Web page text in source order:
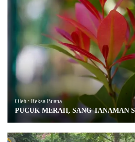
Oleh : Reksa Buana
PUCUK MERAH, SANG TANAMAN